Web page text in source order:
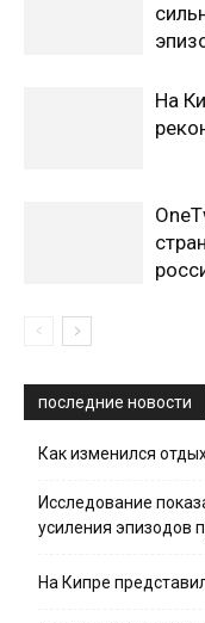
На
последние новости
Как изменился
Исследование
усиления эпизодов
На Кипре